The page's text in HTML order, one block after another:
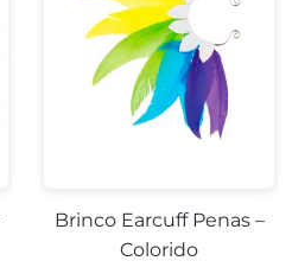
Brinco Earcuff Penas –
Colorido